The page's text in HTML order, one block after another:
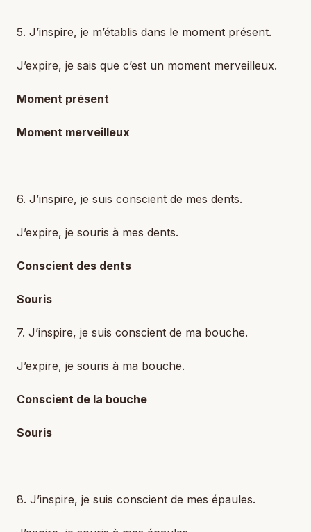
5. J’inspire, je m’établis dans le moment présent.
J’expire, je sais que c’est un moment merveilleux.
Moment présent
Moment merveilleux
6. J’inspire, je suis conscient de mes dents.
J’expire, je souris à mes dents.
Conscient des dents
Souris
7. J’inspire, je suis conscient de ma bouche.
J’expire, je souris à ma bouche.
Conscient de la bouche
Souris
8. J’inspire, je suis conscient de mes épaules.